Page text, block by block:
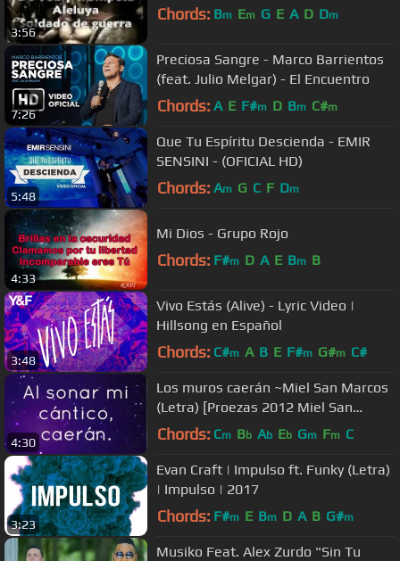
3:56
Chords: Bm Em G E A D Dm
7:26
Preciosa Sangre - Marco Barrientos
(feat. Julio Melgar) - El Encuentro
Chords: A E F#m D Bm C#m
5:48
Que Tu Espíritu Descienda - EMIR
SENSINI - (OFICIAL HD)
Chords: Am G C F Dm
4:33
Mi Dios - Grupo Rojo
Chords: F#m D A E Bm B
3:48
Vivo Estás (Alive) - Lyric Video |
Hillsong en Español
Chords: C#m A B E F#m G#m C#
4:30
Los muros caerán ~Miel San Marcos
(Letra) [Proezas 2012 Miel San
Marcos]
Chords: Cm Bb Ab Eb Gm Fm C
3:23
Evan Craft | Impulso ft. Funky (Letra)
| Impulso | 2017
Chords: F#m E Bm D A B G#m
Musiko Feat. Alex Zurdo "Sin Tu